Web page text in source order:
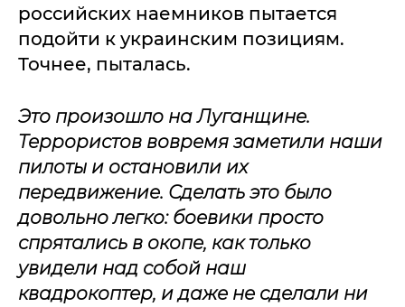
российских наемников пытается
подойти к украинским позициям.
Точнее, пыталась.
Это произошло на Луганщине.
Террористов вовремя заметили наши
пилоты и остановили их
передвижение. Сделать это было
довольно легко: боевики просто
спрятались в окопе, как только
увидели над собой наш
квадрокоптер, и даже не сделали ни